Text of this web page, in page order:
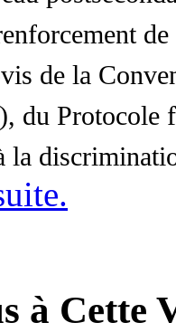
de la
du Protocole
la
.
à Cette